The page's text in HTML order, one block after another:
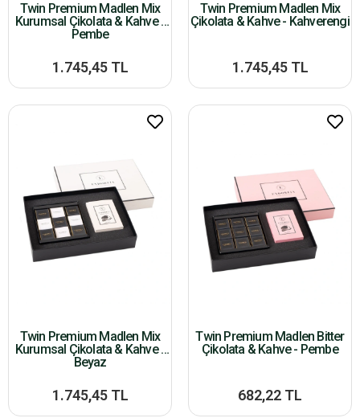
Twin Premium Madlen Mix
Kurumsal Çikolata & Kahve -
Pembe
1.745,45 TL
Twin Premium Madlen Mix
Çikolata & Kahve - Kahverengi
1.745,45 TL
Twin Premium Madlen Mix
Kurumsal Çikolata & Kahve -
Beyaz
1.745,45 TL
Twin Premium Madlen Bitter
Çikolata & Kahve - Pembe
682,22 TL